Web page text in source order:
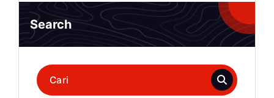
Search
Pencarian
untuk: